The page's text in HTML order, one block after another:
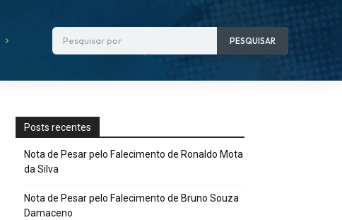
Pesquisar por PESQUISAR
Posts recentes
Nota de Pesar pelo Falecimento de Ronaldo Mota
da Silva
Nota de Pesar pelo Falecimento de Bruno Souza
Damaceno